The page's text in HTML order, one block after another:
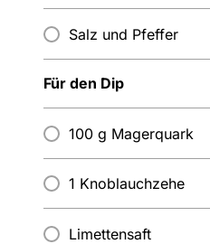
Salz und Pfeffer
Für den Dip
100 g Magerquark
1 Knoblauchzehe
Limettensaft